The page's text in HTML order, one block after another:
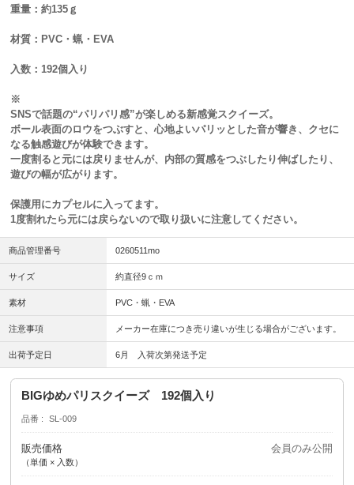
重量：約135ｇ
材質：PVC・蝋・EVA
入数：192個入り
※
SNSで話題の“パリパリ感”が楽しめる新感覚スクイーズ。
ボール表面のロウをつぶすと、心地よいパリッとした音が響き、クセに
なる触感遊びが体験できます。
一度割ると元には戻りませんが、内部の質感をつぶしたり伸ばしたり、
遊びの幅が広がります。
保護用にカプセルに入ってます。
1度割れたら元には戻らないので取り扱いに注意してください。
商品管理番号 0260511mo
サイズ 約直径9ｃｍ
素材 PVC・蝋・EVA
注意事項 メーカー在庫につき売り違いが生じる場合がございます。
出荷予定日 6月 入荷次第発送予定
BIGゆめパリスクイーズ 192個入り
品番 SL-009
販売価格
（単価 × 入数）
会員のみ公開